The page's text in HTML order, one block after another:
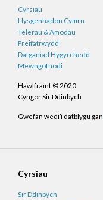
Cyrsiau
Llysgenhadon Cymru
Telerau & Amodau
Preifatrwydd
Datganiad Hygyrchedd
Mewngofnodi
Hawlfraint © 2020
Cyngor Sir Ddinbych
Gwefan wedi’i datblygu gan
Cyrsiau
Sir Ddinbych